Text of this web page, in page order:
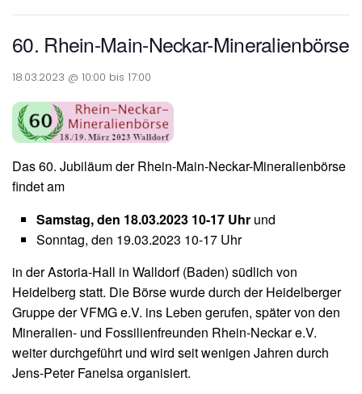
60. Rhein-Main-Neckar-Mineralienbörse
18.03.2023 @ 10:00 bis 17:00
Das 60. Jubiläum der Rhein-Main-Neckar-Mineralienbörse
findet am
Samstag, den 18.03.2023 10-17 Uhr und
Sonntag, den 19.03.2023 10-17 Uhr
in der Astoria-Hall in Walldorf (Baden) südlich von
Heidelberg statt. Die Börse wurde durch der Heidelberger
Gruppe der VFMG e.V. ins Leben gerufen, später von den
Mineralien- und Fossilienfreunden Rhein-Neckar e.V.
weiter durchgeführt und wird seit wenigen Jahren durch
Jens-Peter Fanelsa organisiert.